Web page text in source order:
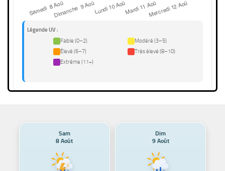
Légende UV :
Faible (0–2)
Modéré (3–5)
Élevé (6–7)
Très élevé (8–10)
Extrême (11+)
Sam
8 Août
Dim
9 Août